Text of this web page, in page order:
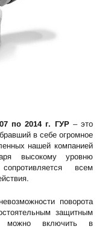
по 2014 г. ГУР– это
в себе огромное
нашей компанией
высокому уровню
всем
поворота
защитным
можно включить в